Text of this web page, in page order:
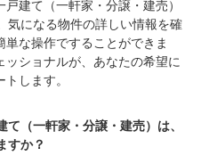
建て（一軒家・分譲・建売）
気になる物件の詳しい情報を確
な操作ですることができま
ショナルが、あなたの希望に
します。
（一軒家・分譲・建売）は、
すか？